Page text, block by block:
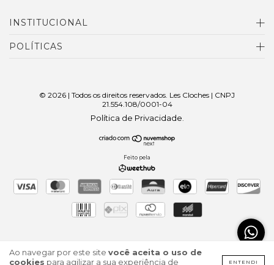
Ao navegar por este site você aceita o uso de
cookies para agilizar a sua experiência de ENTENDI
INSTITUCIONAL
POLÍTICAS
© 2026 | Todos os direitos reservados. Les Cloches | CNPJ
21.554.108/0001-04
Política de Privacidade
Feito pela